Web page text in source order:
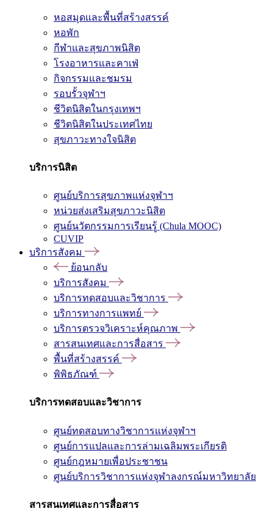
หอสมุดและพื้นที่สร้างสรรค์
หอพัก
กีฬาและสุขภาพนิสิต
โรงอาหารและคาเฟ่
กิจกรรมและชมรม
รอบรั้วจุฬาฯ
ชีวิตนิสิตในกรุงเทพฯ
ชีวิตนิสิตในประเทศไทย
สุขภาวะทางใจนิสิต
บริการนิสิต
ศูนย์บริการสุขภาพแห่งจุฬาฯ
หน่วยส่งเสริมสุขภาวะนิสิต
ศูนย์นวัตกรรมการเรียนรู้ (Chula MOOC)
CUVIP
บริการสังคม
ย้อนกลับ
บริการสังคม
บริการทดสอบและวิชาการ
บริการทางการแพทย์
บริการตรวจวิเคราะห์คุณภาพ
สารสนเทศและการสื่อสาร
พื้นที่สร้างสรรค์
พิพิธภัณฑ์
บริการทดสอบและวิชาการ
ศูนย์ทดสอบทางวิชาการแห่งจุฬาฯ
ศูนย์การแปลและการล่ามเฉลิมพระเกียรติ
ศูนย์กฎหมายเพื่อประชาชน
ศูนย์บริการวิชาการแห่งจุฬาลงกรณ์มหาวิทยาลัย
สารสนเทศและการสื่อสาร